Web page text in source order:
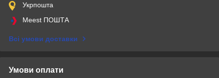
Укрпошта
Meest ПОШТА
Всі умови доставки
Умови оплати